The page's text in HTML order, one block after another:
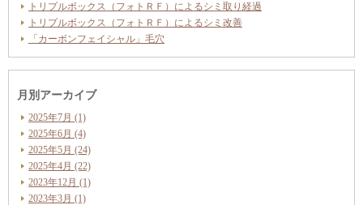
トリプルボックス（フォトＲＦ）によるシミ取り経過
トリプルボックス（フォトＲＦ）によるシミ改善
「カーボンフェイシャル」毛穴
月別アーカイブ
2025年7月 (1)
2025年6月 (4)
2025年5月 (24)
2025年4月 (22)
2023年12月 (1)
2023年3月 (1)